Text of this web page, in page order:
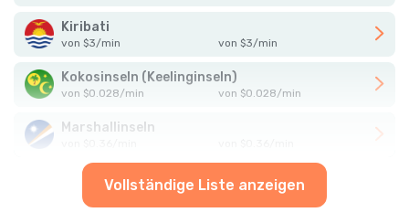
Kiribati
von $3/min von $3/min
Kokosinseln (Keelinginseln)
von $0.028/min von $0.028/min
Marshallinseln
Vollständige Liste anzeigen